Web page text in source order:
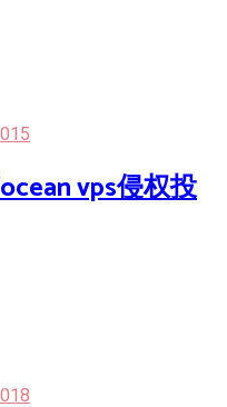
vps侵权投